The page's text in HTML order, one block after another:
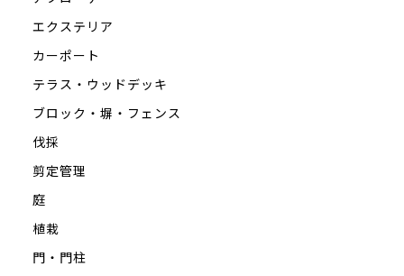
エクステリア
カーポート
テラス・ウッドデッキ
ブロック・塀・フェンス
伐採
剪定管理
庭
植栽
門・門柱